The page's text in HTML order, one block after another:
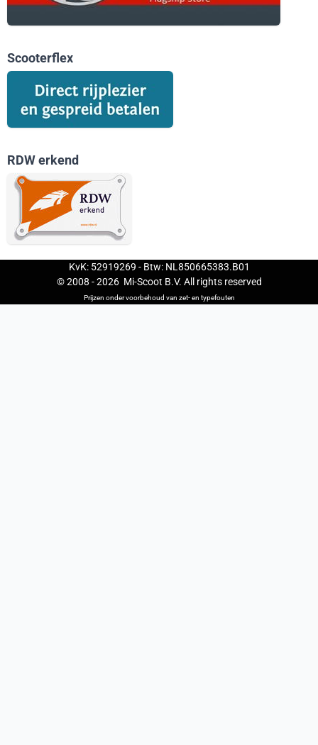
Scooterflex
RDW erkend
KvK: 52919269 - Btw: NL850665383.B01
© 2008 -2026Mi-Scoot B.V. All rights reserved
Prijzen onder voorbehoud van zet- en typefouten